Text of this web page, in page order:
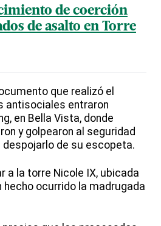
de coerción
de asalto en Torre
que realizó el
antisociales entraron
en Bella Vista, donde
y golpearon al seguridad
despojarlo de su escopeta.
a la torre Nicole IX, ubicada
hecho ocurrido la madrugada